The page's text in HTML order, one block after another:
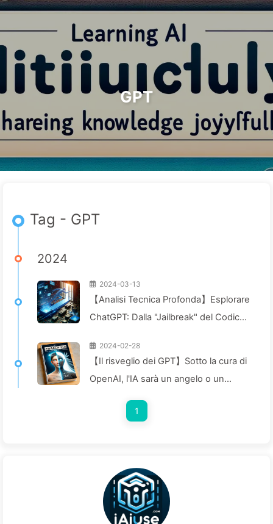
Ricerca Home Archivi Tag Categorie
Link Informazioni 🇮🇹 Italiano
GPT
Tag - GPT
2024
2024-03-13
【Analisi Tecnica Profonda】Esplorare
ChatGPT: Dalla "Jailbreak" del Codice
Piano AI024
2024-02-28
【Il risveglio dei GPT】Sotto la cura di
OpenAI, l'IA sarà un angelo o un
1